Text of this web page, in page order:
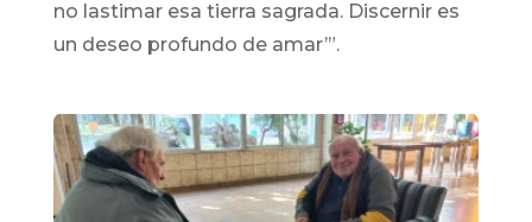
no lastimar esa tierra sagrada. Discernir es
un deseo profundo de amar’”.